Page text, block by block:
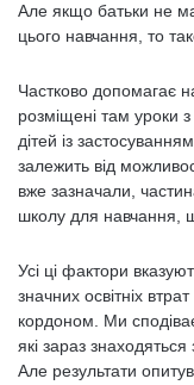
Але якщо батьки не
цього навчання, то
Частково допомагає
розміщені там уроки
дітей із
залежить від
вже зазначали,
школу для навчання,
Усі ці фактори
значних освітніх
кордоном. Ми
які зараз
Але результати